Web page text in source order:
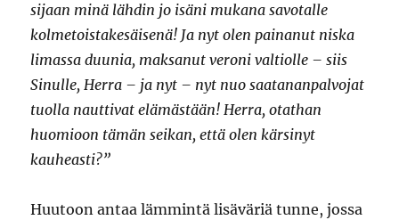
sijaan minä lähdin jo isäni mukana savotalle
kolmetoistakesäisenä! Ja nyt olen painanut niska
limassa duunia, maksanut veroni valtiolle – siis
Sinulle, Herra – ja nyt – nyt nuo saatananpalvojat
tuolla nauttivat elämästään! Herra, otathan
huomioon tämän seikan, että olen kärsinyt
kauheasti?”
Huutoon antaa lämmintä lisäväriä tunne, jossa